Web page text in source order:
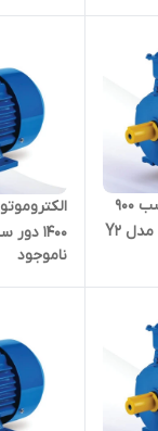
الکتروموتور گوانگجو 1 اسب 900
دور سه فاز پوسته چدن مدل Y2
1400
مدل Y2 ترمینال بالا
ناموجود